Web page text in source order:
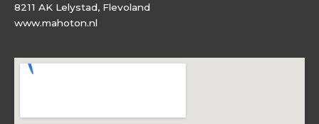
8211 AK Lelystad, Flevoland
www.mahoton.nl